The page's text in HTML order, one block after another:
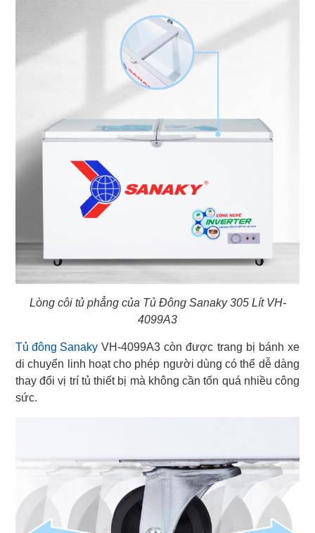
Lòng côi tủ phẳng của Tủ Đông Sanaky 305 Lít VH-
4099A3
Tủ đông Sanaky VH-4099A3 còn được trang bị bánh xe
di chuyển linh hoạt cho phép người dùng có thể dễ dàng
thay đổi vị trí tủ thiết bị mà không cần tốn quá nhiều công
sức.